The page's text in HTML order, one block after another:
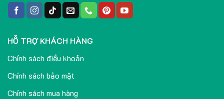
HỖ TRỢ KHÁCH HÀNG
Chính sách điều khoản
Chính sách bảo mật
Chính sách mua hàng